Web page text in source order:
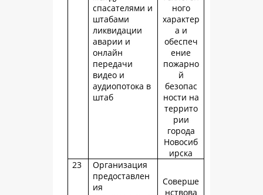
спасателями и
штабами
ликвидации
аварии и
онлайн
передачи
видео и
аудиопотока в
штаб
ного
характер
а и
обеспеч
ение
пожарно
й
безопас
ности на
террито
рии
города
Новосиб
ирска
23
Организация
предоставлен
ия
Соверше
нствова